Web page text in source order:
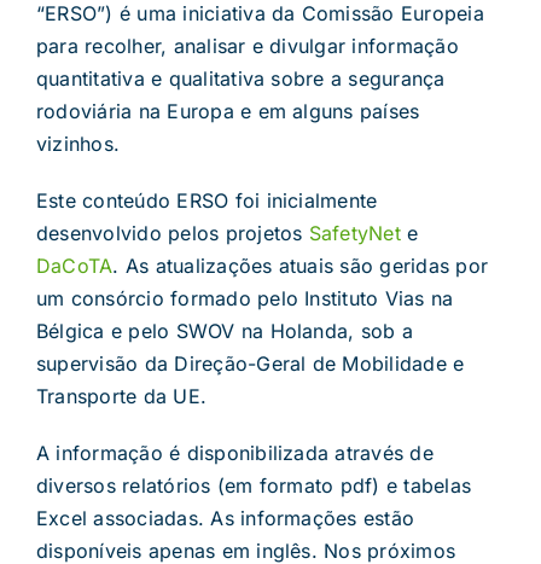
“ERSO”) é uma iniciativa da Comissão Europeia
para recolher, analisar e divulgar informação
quantitativa e qualitativa sobre a segurança
rodoviária na Europa e em alguns países
vizinhos.
Este conteúdo ERSO foi inicialmente
desenvolvido pelos projetos SafetyNete
DaCoTA. As atualizações atuais são geridas por
um consórcio formado pelo Instituto Vias na
Bélgica e pelo SWOV na Holanda, sob a
supervisão da Direção-Geral de Mobilidade e
Transporte da UE.
A informação é disponibilizada através de
diversos relatórios (em formato pdf) e tabelas
Excel associadas. As informações estão
disponíveis apenas em inglês. Nos próximos